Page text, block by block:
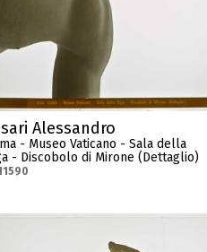
Alessandro
- Museo Vaticano - Sala della
- Discobolo di Mirone (Dettaglio)